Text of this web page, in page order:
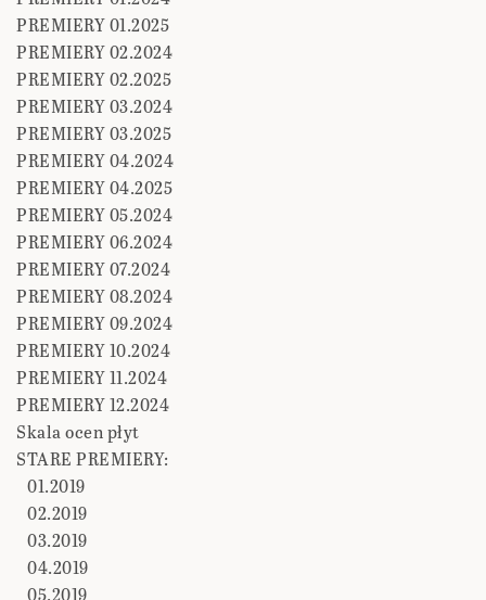
PREMIERY 01.2025
PREMIERY 02.2024
PREMIERY 02.2025
PREMIERY 03.2024
PREMIERY 03.2025
PREMIERY 04.2024
PREMIERY 04.2025
PREMIERY 05.2024
PREMIERY 06.2024
PREMIERY 07.2024
PREMIERY 08.2024
PREMIERY 09.2024
PREMIERY 10.2024
PREMIERY 11.2024
PREMIERY 12.2024
Skala ocen płyt
STARE PREMIERY:
01.2019
02.2019
03.2019
04.2019
05.2019